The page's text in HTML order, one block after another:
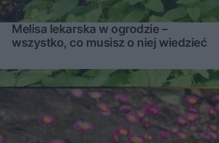
Melisa lekarska w ogrodzie –
wszystko, co musisz o niej wiedzieć